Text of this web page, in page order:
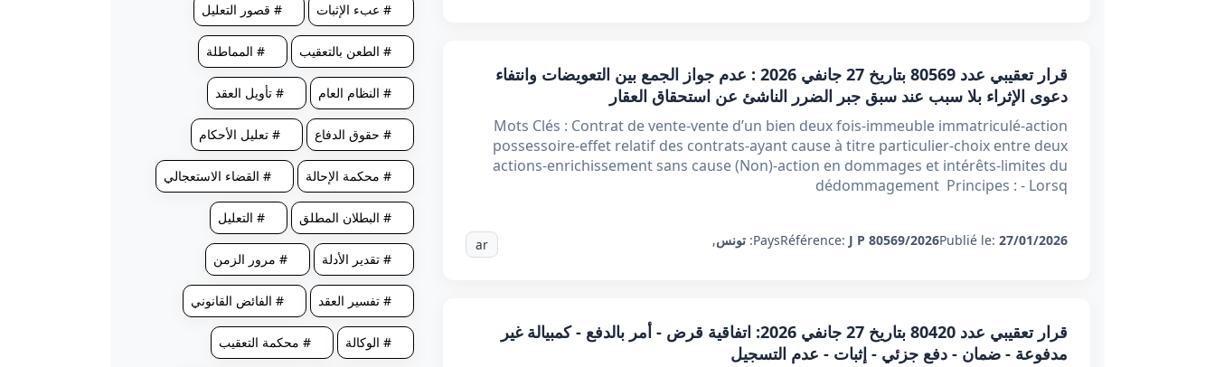
قرار تعقيبي عدد 80569 بتاريخ 27 جانفي 2026 : عدم جواز الجمع بين التعويضات وانتفاء
دعوى الإثراء بلا سبب عند سبق جبر الضرر الناشئ عن استحقاق العقار
Mots Clés : Contrat de vente-vente d’un bien deux fois-immeuble immatriculé-action
possessoire-effet relatif des contrats-ayant cause à titre particulier-choix entre deux
actions-enrichissement sans cause (Non)-action en dommages et intérêts-limites du
dédommagement Principes : - Lorsq
Publié le: 27/01/2026
Référence: J P 80569/2026
Pays: تونس,
ar
قرار تعقيبي عدد 80420 بتاريخ 27 جانفي 2026: اتفاقية قرض - أمر بالدفع - كمبيالة غير
مدفوعة - ضمان - دفع جزئي - إثبات - عدم التسجيل
# عبء الإثبات # قصور التعليل
# الطعن بالتعقيب # المماطلة
# النظام العام # تأويل العقد
# حقوق الدفاع # تعليل الأحكام
# محكمة الإحالة # القضاء الاستعجالي
# البطلان المطلق # التعليل
# تقدير الأدلة # مرور الزمن
# تفسير العقد # الفائض القانوني
# الوكالة # محكمة التعقيب